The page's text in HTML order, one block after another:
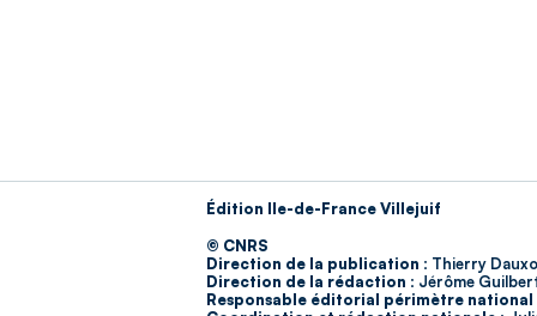
Édition Ile-de-France Villejuif
© CNRS
Direction de la publication : Thierry
Direction de la rédaction : Jérôme
Responsable éditorial périmètre national